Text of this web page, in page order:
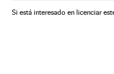
Si está interesado en licenciar